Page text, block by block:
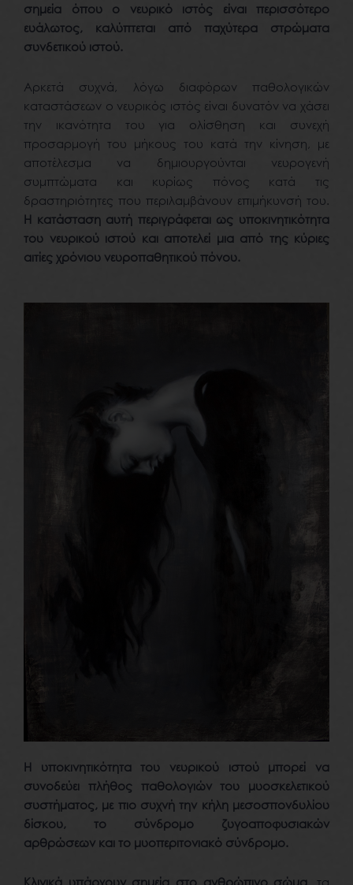
σημεία όπου ο νευρικό ιστός είναι περισσότερο
ευάλωτος, καλύπτεται από παχύτερα στρώματα
συνδετικού ιστού.
Αρκετά συχνά, λόγω διαφόρων παθολογικών
καταστάσεων ο νευρικός ιστός είναι δυνατόν να χάσει
την ικανότητα του για ολίσθηση και συνεχή
προσαρμογή του μήκους του κατά την κίνηση, με
αποτέλεσμα να δημιουργούνται νευρογενή
συμπτώματα και κυρίως πόνος κατά τις
δραστηριότητες που περιλαμβάνουν επιμήκυνσή του.
Η κατάσταση αυτή περιγράφεται ως υποκινητικότητα
του νευρικού ιστού και αποτελεί μια από της κύριες
αιτίες χρόνιου νευροπαθητικού πόνου.
Η υποκινητικότητα του νευρικού ιστού μπορεί να
συνοδεύει πλήθος παθολογιών του μυοσκελετικού
συστήματος, με πιο συχνή την κήλη μεσοσπονδυλίου
δίσκου, το σύνδρομο ζυγοαποφυσιακών
αρθρώσεων και το μυοπεριτονιακό σύνδρομο.